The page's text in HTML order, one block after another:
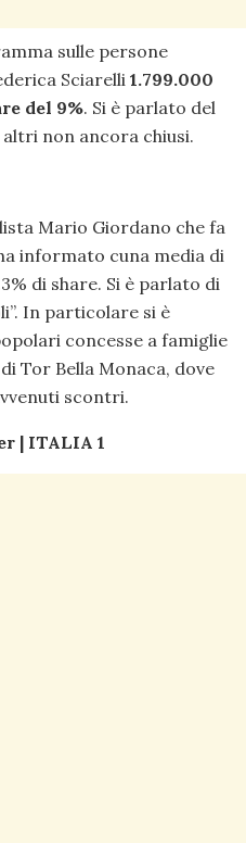
sulle persone
Sciarelli 1.799.000
del 9%. Si è parlato del
non ancora chiusi.
Mario Giordano che fa
informato cuna media di
di share. Si è parlato di
In particolare si è
concesse a famiglie
Tor Bella Monaca, dove
scontri.
| ITALIA 1